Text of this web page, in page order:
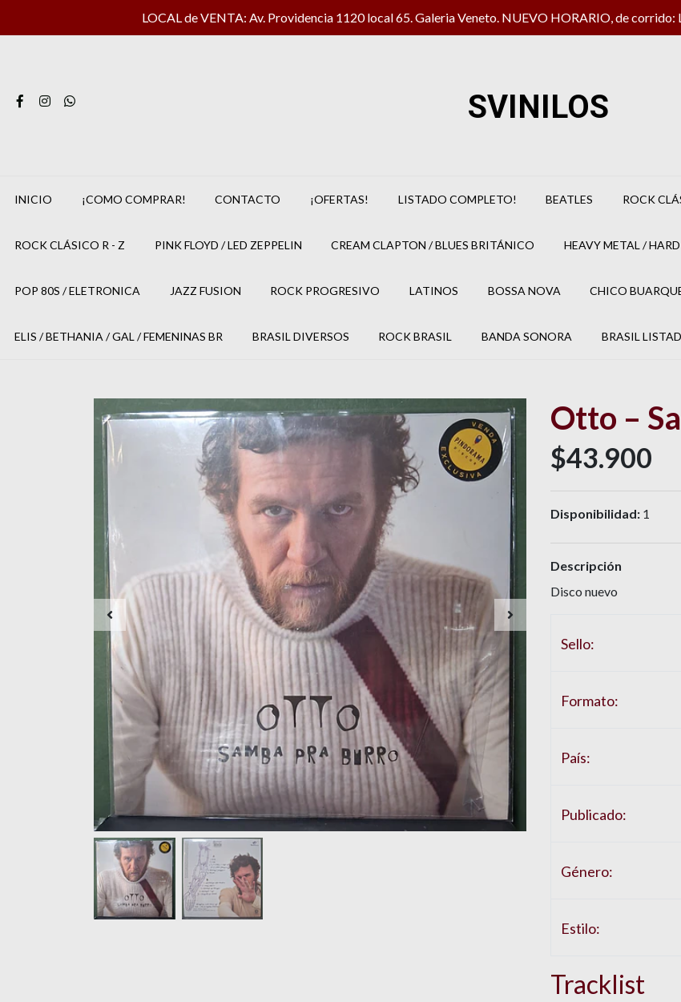
LOCAL de VENTA: Av. Providencia 1120 local 65. Galeria Veneto. NUEVO HORARIO, de corrido:
SVINILOS
INICIO ¡COMO COMPRAR! CONTACTO ¡OFERTAS! LISTADO COMPLETO! BEATLES ROCK
ROCK CLÁSICO R - Z PINK FLOYD / LED ZEPPELIN CREAM CLAPTON / BLUES BRITÁNICO HEAVY METAL /
POP 80S / ELETRONICA JAZZ FUSION ROCK PROGRESIVO LATINOS BOSSA NOVA CHICO
ELIS / BETHANIA / GAL / FEMENINAS BR BRASIL DIVERSOS ROCK BRASIL BANDA SONORA BRASIL
Otto –
$43.900
Disponibilidad: 1
Descripción
Disco nuevo
Sello:
Formato:
País:
Publicado:
Género:
Estilo:
Tracklist